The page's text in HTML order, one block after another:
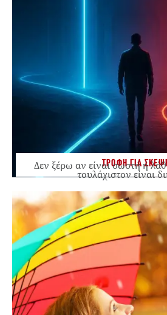
ΤΡΟΦΗ ΓΙΑ
Δεν ξέρω αν είναι σωστή ή
τουλάχιστον είναι